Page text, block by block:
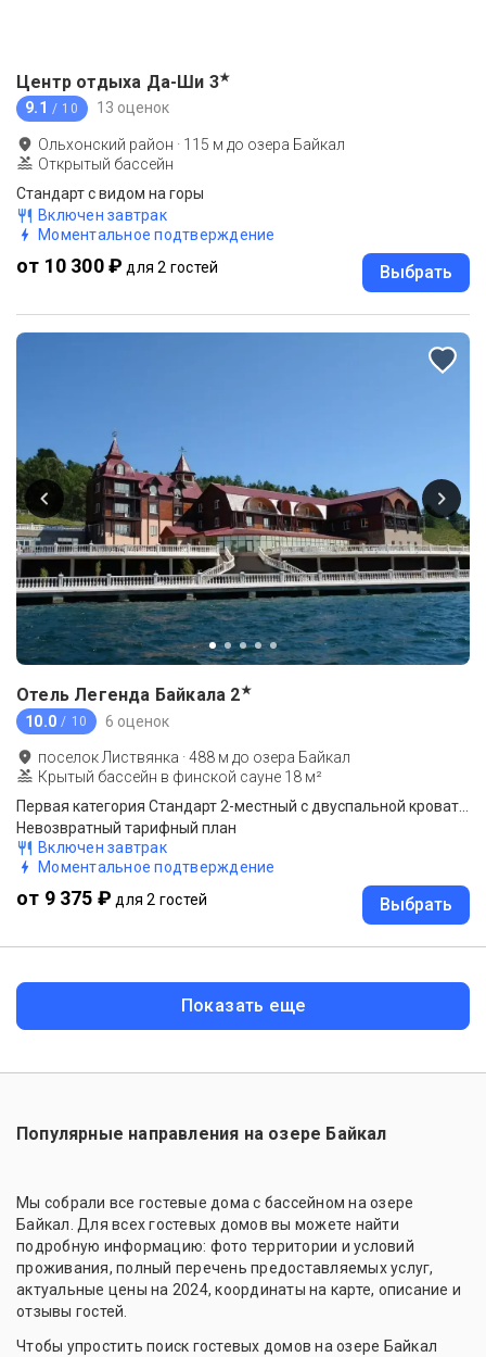
Центр отдыха Да-Ши 3★
9.1 / 10 13 оценок
Ольхонский район · 115 м до озера Байкал
Открытый бассейн
Стандарт с видом на горы
Включен завтрак
Моментальное подтверждение
от 10 300 ₽ для 2 гостей Выбрать
Отель Легенда Байкала 2★
10.0 / 10 6 оценок
поселок Листвянка ·488 м до озера Байкал
Крытый бассейн в финской сауне 18 м²
Первая категория Стандарт 2-местный с двуспальной кроватью вид на дорогу
Невозвратный тарифный план
Включен завтрак
Моментальное подтверждение
от 9 375 ₽ для 2 гостей Выбрать
Показать еще
Популярные направления на озере Байкал
Мы собрали все гостевые дома с бассейном на озере
Байкал. Для всех гостевых домов вы можете найти
подробную информацию: фото территории и условий
проживания, полный перечень предоставляемых услуг,
актуальные цены на 2024, координаты на карте, описание и
отзывы гостей.
Чтобы упростить поиск гостевых домов на озере Байкал